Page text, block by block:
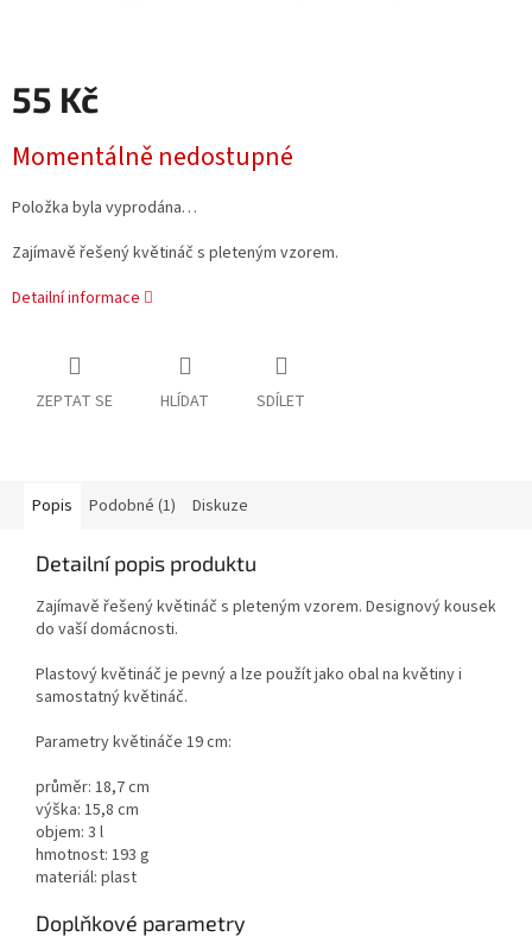
55 Kč
cena:
Momentálně nedostupné
Položka byla vyprodána…
Zajímavě řešený květináč s pleteným vzorem.
Detailní informace
ZEPTAT SE HLÍDAT SDÍLET
Popis Podobné (1) Diskuze
Detailní popis produktu
Zajímavě řešený květináč s pleteným vzorem. Designový kousek
do vaší domácnosti.
Plastový květináč je pevný a lze použít jako obal na květiny i
samostatný květináč.
Parametry květináče 19 cm:
průměr: 18,7 cm
výška: 15,8 cm
objem: 3 l
hmotnost: 193 g
materiál: plast
Doplňkové parametry